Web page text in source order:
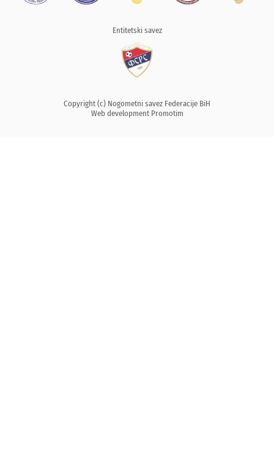
Entitetski savez
Copyright (c) Nogometni savez Federacije BiH
Web development Promotim